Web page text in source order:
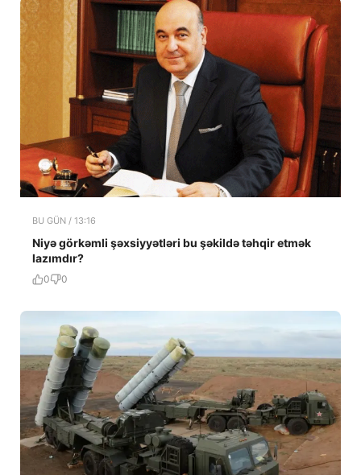
BU GÜN / 13:16
Niyə görkəmli şəxsiyyətləri bu şəkildə təhqir etmək
lazımdır?
0 0